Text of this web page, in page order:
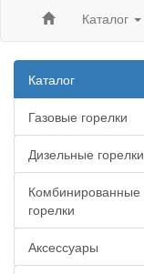
Каталог
Каталог
Газовые горелки
Дизельные горелки
Комбинированные
горелки
Аксессуары